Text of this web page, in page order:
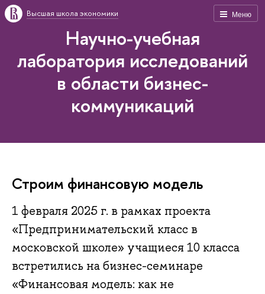
Меню
Высшая школа экономики
Научно-учебная
лаборатория исследований
в области бизнес-
коммуникаций
Строим финансовую модель
1 февраля 2025 г. в рамках проекта
«Предпринимательский класс в
московской школе» учащиеся 10 класса
встретились на бизнес-семинаре
«Финансовая модель: как не